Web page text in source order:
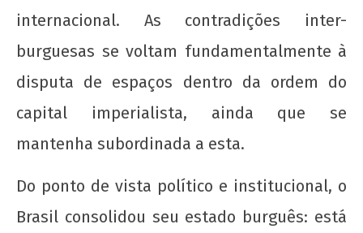
internacional. As contradições inter-
burguesas se voltam fundamentalmente à
disputa de espaços dentro da ordem do
capital imperialista, ainda que se
mantenha subordinada a esta.
Do ponto de vista político e institucional, o
Brasil consolidou seu estado burguês: está